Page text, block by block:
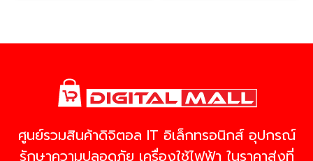
ศูนย์รวมสินค้าดิจิตอล IT อิเล็กทรอนิกส์ อุปกรณ์
รักษาความปลอดภัย เครื่องใช้ไฟฟ้า ในราคาส่งที่